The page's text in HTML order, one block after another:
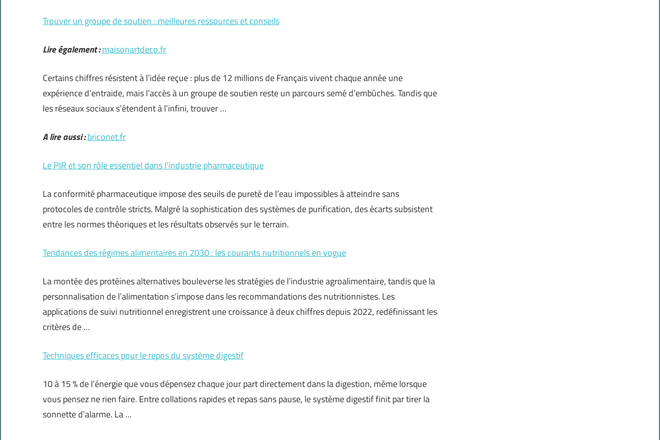
Trouver un groupe de soutien : meilleures ressources et conseils
Lire également :maisonartdeco.fr
Certains chiffres résistent à l’idée reçue : plus de 12 millions de Français vivent chaque année une
expérience d’entraide, mais l’accès à un groupe de soutien reste un parcours semé d’embûches. Tandis que
les réseaux sociaux s’étendent à l’infini, trouver …
A lire aussi :briconet.fr
Le PIR et son rôle essentiel dans l’industrie pharmaceutique
La conformité pharmaceutique impose des seuils de pureté de l’eau impossibles à atteindre sans
protocoles de contrôle stricts. Malgré la sophistication des systèmes de purification, des écarts subsistent
entre les normes théoriques et les résultats observés sur le terrain.
Tendances des régimes alimentaires en 2030 : les courants nutritionnels en vogue
La montée des protéines alternatives bouleverse les stratégies de l’industrie agroalimentaire, tandis que la
personnalisation de l’alimentation s’impose dans les recommandations des nutritionnistes. Les
applications de suivi nutritionnel enregistrent une croissance à deux chiffres depuis 2022, redéfinissant les
critères de …
Techniques efficaces pour le repos du système digestif
10 à 15 % de l’énergie que vous dépensez chaque jour part directement dans la digestion, même lorsque
vous pensez ne rien faire. Entre collations rapides et repas sans pause, le système digestif finit par tirer la
sonnette d’alarme. La …